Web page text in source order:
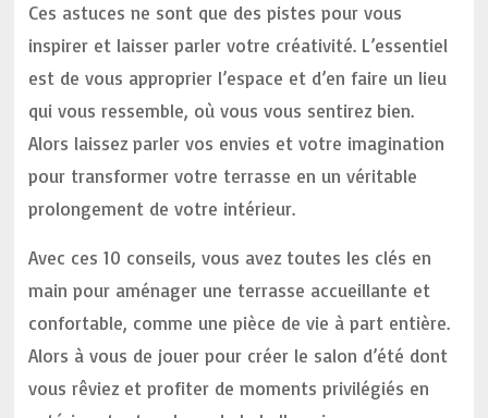
Ces astuces ne sont que des pistes pour vous
inspirer et laisser parler votre créativité. L’essentiel
est de vous approprier l’espace et d’en faire un lieu
qui vous ressemble, où vous vous sentirez bien.
Alors laissez parler vos envies et votre imagination
pour transformer votre terrasse en un véritable
prolongement de votre intérieur.
Avec ces 10 conseils, vous avez toutes les clés en
main pour aménager une terrasse accueillante et
confortable, comme une pièce de vie à part entière.
Alors à vous de jouer pour créer le salon d’été dont
vous rêviez et profiter de moments privilégiés en